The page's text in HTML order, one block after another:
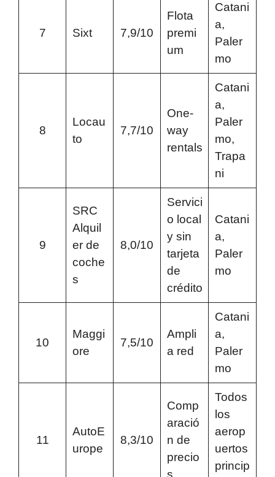
7 Sixt 7,9/10
Flota
premi
um
Catani
a,
Paler
mo
8
Locau
to
7,7/10
One-
way
rentals
Catani
a,
Paler
mo,
Trapa
ni
9
SRC
Alquil
er de
coche
s
8,0/10
Servici
o local
y sin
tarjeta
de
crédito
Catani
a,
Paler
mo
10
Maggi
ore
7,5/10
Ampli
a red
Catani
a,
Paler
mo
11
AutoE
urope
8,3/10
Comp
aració
n de
precio
s
Todos
los
aerop
uertos
princip